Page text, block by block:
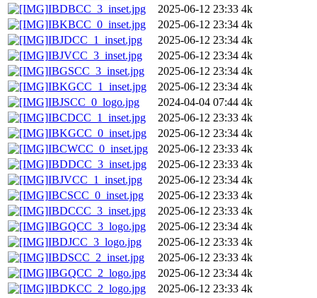
IBDBCC_3_inset.jpg
2025-06-12 23:33 4k
IBKBCC_0_inset.jpg
2025-06-12 23:34 4k
IBJDCC_1_inset.jpg
2025-06-12 23:34 4k
IBJVCC_3_inset.jpg
2025-06-12 23:34 4k
IBGSCC_3_inset.jpg
2025-06-12 23:34 4k
IBKGCC_1_inset.jpg
2025-06-12 23:34 4k
IBJSCC_0_logo.jpg
2024-04-04 07:44 4k
IBCDCC_1_inset.jpg
2025-06-12 23:33 4k
IBKGCC_0_inset.jpg
2025-06-12 23:34 4k
IBCWCC_0_inset.jpg
2025-06-12 23:33 4k
IBDDCC_3_inset.jpg
2025-06-12 23:33 4k
IBJVCC_1_inset.jpg
2025-06-12 23:34 4k
IBCSCC_0_inset.jpg
2025-06-12 23:33 4k
IBDCCC_3_inset.jpg
2025-06-12 23:33 4k
IBGQCC_3_logo.jpg
2025-06-12 23:34 4k
IBDJCC_3_logo.jpg
2025-06-12 23:33 4k
IBDSCC_2_inset.jpg
2025-06-12 23:33 4k
IBGQCC_2_logo.jpg
2025-06-12 23:34 4k
IBDKCC_2_logo.jpg
2025-06-12 23:33 4k